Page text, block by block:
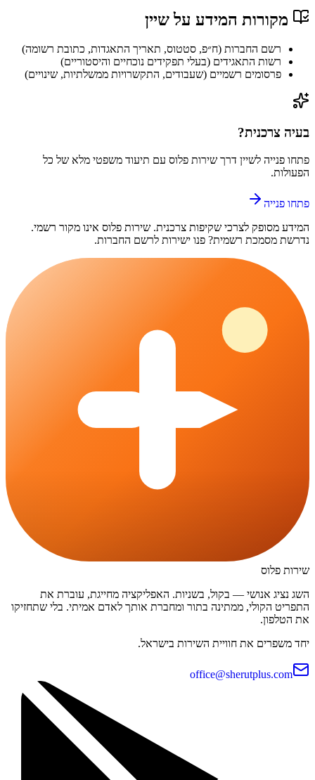
מקורות המידע עלשיין
רשם החברות (ח״פ, סטטוס, תאריך התאגדות, כתובת רשומה)
רשות התאגידים (בעלי תפקידים נוכחיים והיסטוריים)
פרסומים רשמיים (שעבודים, התקשרויות ממשלתיות, שינויים)
בעיה צרכנית?
פתחו פנייה לשיין דרך שירות פלוס עם תיעוד משפטי מלא של כל
הפעולות.
פתחו פנייה
המידע מסופק לצרכי שקיפות צרכנית. שירות פלוס אינו מקור רשמי.
נדרשת מסמכת רשמית? פנו ישירות לרשם החברות.
שירות פלוס
השג נציג אנושי — בקול, בשניות. האפליקציה מחייגת, עוברת את
התפריט הקולי, ממתינה בתור ומחברת אותך לאדם אמיתי. בלי שתחזיקו
את הטלפון.
יחד משפרים את חוויית השירות בישראל.
office@sherutplus.com